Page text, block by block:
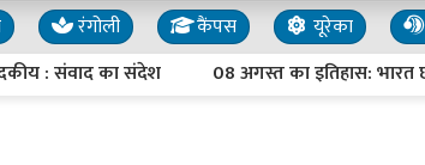
रंगोली कैंपस यूरेका
का संदेश 08 अगस्त का इतिहास: भारत